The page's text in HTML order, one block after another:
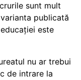
sunt mult
publicată
este
nu ar trebui
de intrare la